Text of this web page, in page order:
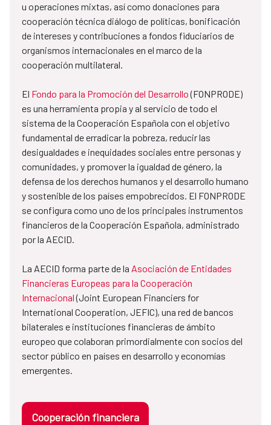
u operaciones mixtas, así como donaciones para
cooperación técnica diálogo de políticas, bonificación
de intereses y contribuciones a fondos fiduciarios de
organismos internacionales en el marco de la
cooperación multilateral.
El Fondo para la Promoción del Desarrollo(FONPRODE)
es una herramienta propia y al servicio de todo el
sistema de la Cooperación Española con el objetivo
fundamental de erradicar la pobreza, reducir las
desigualdades e inequidades sociales entre personas y
comunidades, y promover la igualdad de género, la
defensa de los derechos humanos y el desarrollo humano
y sostenible de los países empobrecidos. El FONPRODE
se configura como uno de los principales instrumentos
financieros de la Cooperación Española, administrado
por la AECID.
La AECID forma parte de la Asociación de Entidades
Financieras Europeas para la Cooperación
Internacional(Joint European Financiers for
International Cooperation, JEFIC), una red de bancos
bilaterales e instituciones financieras de ámbito
europeo que colaboran primordialmente con socios del
sector público en países en desarrollo y economías
emergentes.
Cooperación financiera